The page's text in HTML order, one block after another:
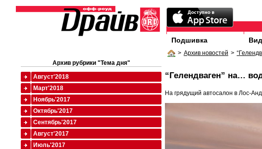
Подшивка
> Архив новостей >
“Гелендваген” на…
На грядущий автосалон в Лос-
Архив рубрики "Тема дня"
Август'2018
Март'2018
Ноябрь'2017
Октябрь'2017
Сентябрь'2017
Август'2017
Июль'2017